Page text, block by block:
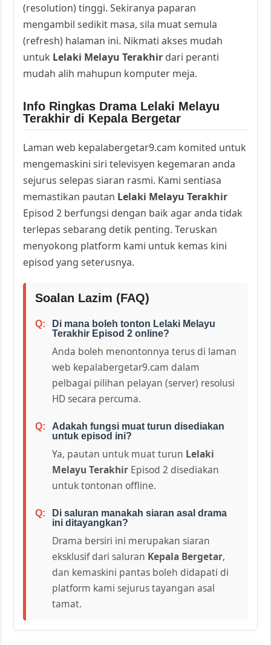
(resolution) tinggi. Sekiranya paparan
mengambil sedikit masa, sila muat semula
(refresh) halaman ini. Nikmati akses mudah
untuk Lelaki Melayu Terakhir dari peranti
mudah alih mahupun komputer meja.
Info Ringkas Drama Lelaki Melayu
Terakhir di Kepala Bergetar
Laman web kepalabergetar9.cam komited untuk
mengemaskini siri televisyen kegemaran anda
sejurus selepas siaran rasmi. Kami sentiasa
memastikan pautan Lelaki Melayu Terakhir
Episod 2 berfungsi dengan baik agar anda tidak
terlepas sebarang detik penting. Teruskan
menyokong platform kami untuk kemas kini
episod yang seterusnya.
Soalan Lazim (FAQ)
Di mana boleh tonton Lelaki Melayu
Terakhir Episod 2 online?
Anda boleh menontonnya terus di laman
web kepalabergetar9.cam dalam
pelbagai pilihan pelayan (server) resolusi
HD secara percuma.
Adakah fungsi muat turun disediakan
untuk episod ini?
Ya, pautan untuk muat turun Lelaki
Melayu Terakhir Episod 2 disediakan
untuk tontonan offline.
Di saluran manakah siaran asal drama
ini ditayangkan?
Drama bersiri ini merupakan siaran
eksklusif dari saluran Kepala Bergetar,
dan kemaskini pantas boleh didapati di
platform kami sejurus tayangan asal
tamat.